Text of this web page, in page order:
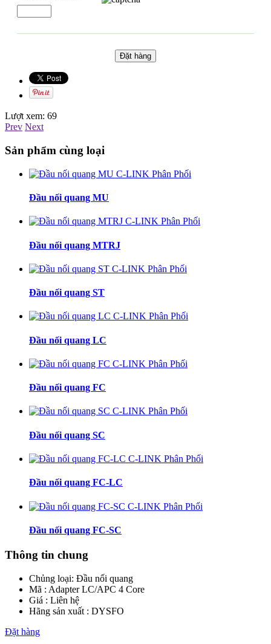
Lượt xem: 69
Prev Next
Sản phẩm cùng loại
Đầu nối quang MU
Đầu nối quang MTRJ
Đầu nối quang ST
Đầu nối quang LC
Đầu nối quang FC
Đầu nối quang SC
Đầu nối quang FC-LC
Đầu nối quang FC-SC
Thông tin chung
Chủng loại: Đầu nối quang
Mã : Adapter LC/APC 4 Core
Giá : Liên hệ
Hãng sản xuất : DYSFO
Đặt hàng